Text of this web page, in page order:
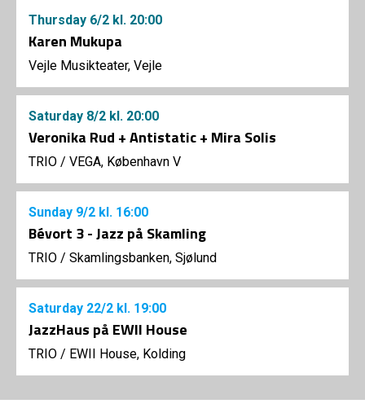
Thursday 6/2 kl. 20:00
Karen Mukupa
Vejle Musikteater, Vejle
Saturday 8/2 kl. 20:00
Veronika Rud + Antistatic + Mira Solis
TRIO / VEGA, København V
Sunday 9/2 kl. 16:00
Bévort 3 - Jazz på Skamling
TRIO / Skamlingsbanken, Sjølund
Saturday 22/2 kl. 19:00
JazzHaus på EWII House
TRIO / EWII House, Kolding